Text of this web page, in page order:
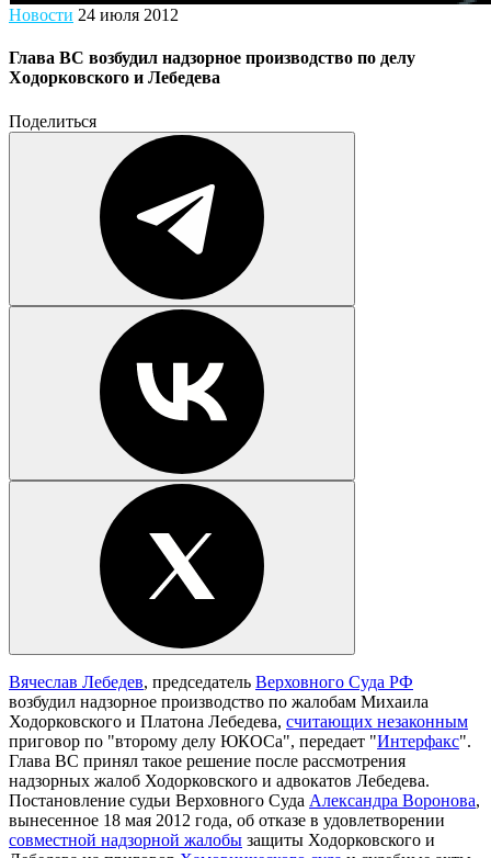
Новости 24 июля 2012
Глава ВС возбудил надзорное производство по делу
Ходорковского и Лебедева
Поделиться
Вячеслав Лебедев, председатель Верховного Суда РФ
возбудил надзорное производство по жалобам Михаила
Ходорковского и Платона Лебедева, считающих незаконным
приговор по "второму делу ЮКОСа", передает "Интерфакс".
Глава ВС принял такое решение после рассмотрения
надзорных жалоб Ходорковского и адвокатов Лебедева.
Постановление судьи Верховного Суда Александра Воронова,
вынесенное 18 мая 2012 года, об отказе в удовлетворении
совместной надзорной жалобы защиты Ходорковского и